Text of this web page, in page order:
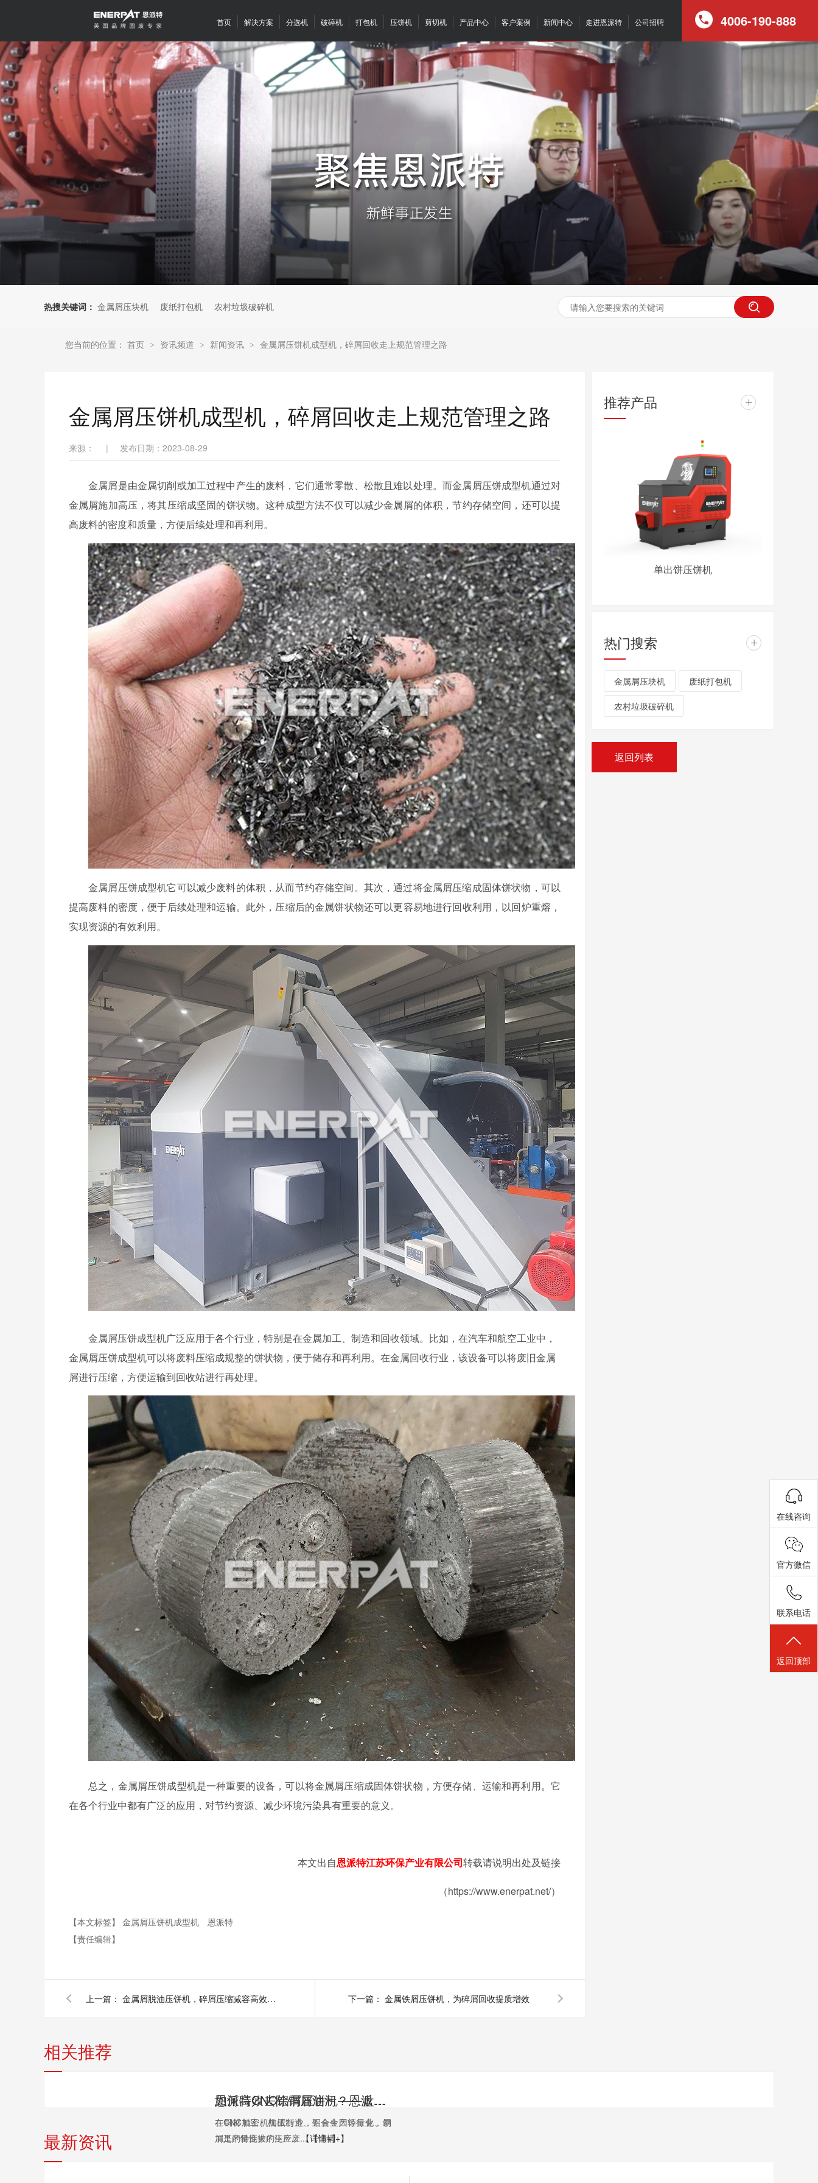
4006-190-888
首页 解决方案 分选机 破碎机 打包机 压饼机 剪切机 产品中心 客户案例 新闻中心 走进恩派特 公司招聘
热搜关键词： 金属屑压块机 废纸打包机 农村垃圾破碎机
您当前的位置： 首页 > 资讯频道 > 新闻资讯 > 金属屑压饼机成型机，碎屑回收走上规范管理之路
金属屑压饼机成型机，碎屑回收走上规范管理之路
来源： | 发布日期：2023-08-29
金属屑是由金属切削或加工过程中产生的废料，它们通常零散、松散且难以处理。而金属屑压饼成型机通过对
金属屑施加高压，将其压缩成坚固的饼状物。这种成型方法不仅可以减少金属屑的体积，节约存储空间，还可以提
高废料的密度和质量，方便后续处理和再利用。
金属屑压饼成型机它可以减少废料的体积，从而节约存储空间。其次，通过将金属屑压缩成固体饼状物，可以
提高废料的密度，便于后续处理和运输。此外，压缩后的金属饼状物还可以更容易地进行回收利用，以回炉重熔，
实现资源的有效利用。
金属屑压饼成型机广泛应用于各个行业，特别是在金属加工、制造和回收领域。比如，在汽车和航空工业中，
金属屑压饼成型机可以将废料压缩成规整的饼状物，便于储存和再利用。在金属回收行业，该设备可以将废旧金属
屑进行压缩，方便运输到回收站进行再处理。
总之，金属屑压饼成型机是一种重要的设备，可以将金属屑压缩成固体饼状物，方便存储、运输和再利用。它
在各个行业中都有广泛的应用，对节约资源、减少环境污染具有重要的意义。
本文出自恩派特江苏环保产业有限公司转载请说明出处及链接
（https://www.enerpat.net/）
【本文标签】 金属屑压饼机成型机
恩派特
【责任编辑】
上一篇： 金属屑脱油压饼机，碎屑压缩减容高效回收 下一篇： 金属铁屑压饼机，为碎屑回收提质增效
推荐产品 +
单出饼压饼机
热门搜索 +
金属屑压块机 废纸打包机
农村垃圾破碎机
返回列表
相关推荐
恩派特CNC铝屑压饼机——盘活废屑价值，赋能机加工绿色回收！
在CNC精密机加工行业，铝合金因轻量化、易
加工的特性被广泛应...【详情+】
如何高效去除铜屑油污？恩派特铜屑脱油机给出答案！
在铜材加工、机械制造、五金生产等行业，铜
屑是产量庞大的生产废...【详情+】
最新资讯
在线咨询
官方微信
联系电话
返回顶部